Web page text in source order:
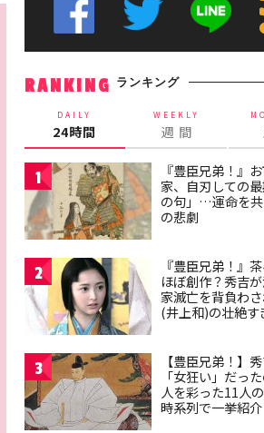
RANKING ランキング
DAILY
24時間
WEEKLY
週 間
1
『豊臣兄弟！』
家、自刃しての
の句」…運命を
の悲劇
2
『豊臣兄弟！』
ほぼ創作？秀吉
家滅亡を背負わ
(井上和)の壮絶す
3
【豊臣兄弟！】
「女狂い」だっ
人を彩った11人
時系列で一挙紹介